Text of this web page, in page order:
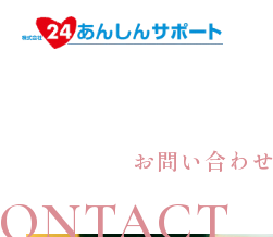
お問い合わせ